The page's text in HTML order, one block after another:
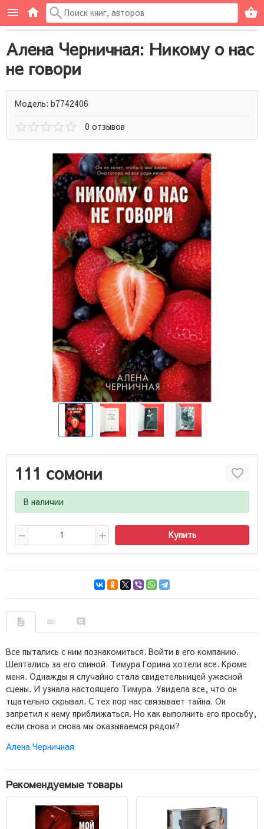
Алена Черничная: Никому о нас
не говори
Модель: b7742406
0 отзывов
111 сомони
В наличии
Купить
Все пытались с ним познакомиться. Войти в его компанию.
Шептались за его спиной. Тимура Горина хотели все. Кроме
меня. Однажды я случайно стала свидетельницей ужасной
сцены. И узнала настоящего Тимура. Увидела все, что он
тщательно скрывал. С тех пор нас связывает тайна. Он
запретил к нему приближаться. Но как выполнить его просьбу,
если снова и снова мы оказываемся рядом?
Алена Черничная
Рекомендуемые товары